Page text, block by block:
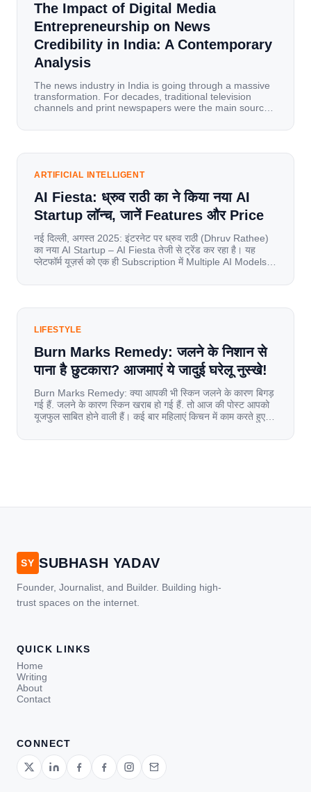
The Impact of Digital Media
Entrepreneurship on News
Credibility in India: A Contemporary
Analysis
The news industry in India is going through a massive
transformation. For decades, traditional television
channels and print newspapers were the main sources
mobile data, affordable smartphones, and high-speed
has become a mobile-first market where consumers
ARTIFICIAL INTELLIGENT
AI Fiesta: ध्रुव राठी का ने किया नया AI
Startup लॉन्च, जानें Features और Price
नई दिल्ली, अगस्त 2025: इंटरनेट पर ध्रुव राठी (Dhruv Rathee)
का नया AI Startup – AI Fiesta तेजी से ट्रेंड कर रहा है। यह
प्लेटफॉर्म यूज़र्स को एक ही Subscription में Multiple AI Models
यूज़र्स का जबरदस्त रिस्पॉन्स लॉन्च के तुरंत […]
LIFESTYLE
Burn Marks Remedy: जलने के निशान से
पाना है छुटकारा? आजमाएं ये जादुई घरेलू नुस्खे!
Burn Marks Remedy: क्या आपकी भी स्किन जलने के कारण बिगड़
गई हैं. जलने के कारण स्किन खराब हो गई हैं. तो आज की पोस्ट आपको
यूजफुल साबित होने वाली हैं। कई बार महिलाएं किचन में काम करते हुए
[…]
SY SUBHASH YADAV
Founder, Journalist, and Builder. Building high-
trust spaces on the internet.
QUICK LINKS
Home
Writing
About
Contact
CONNECT